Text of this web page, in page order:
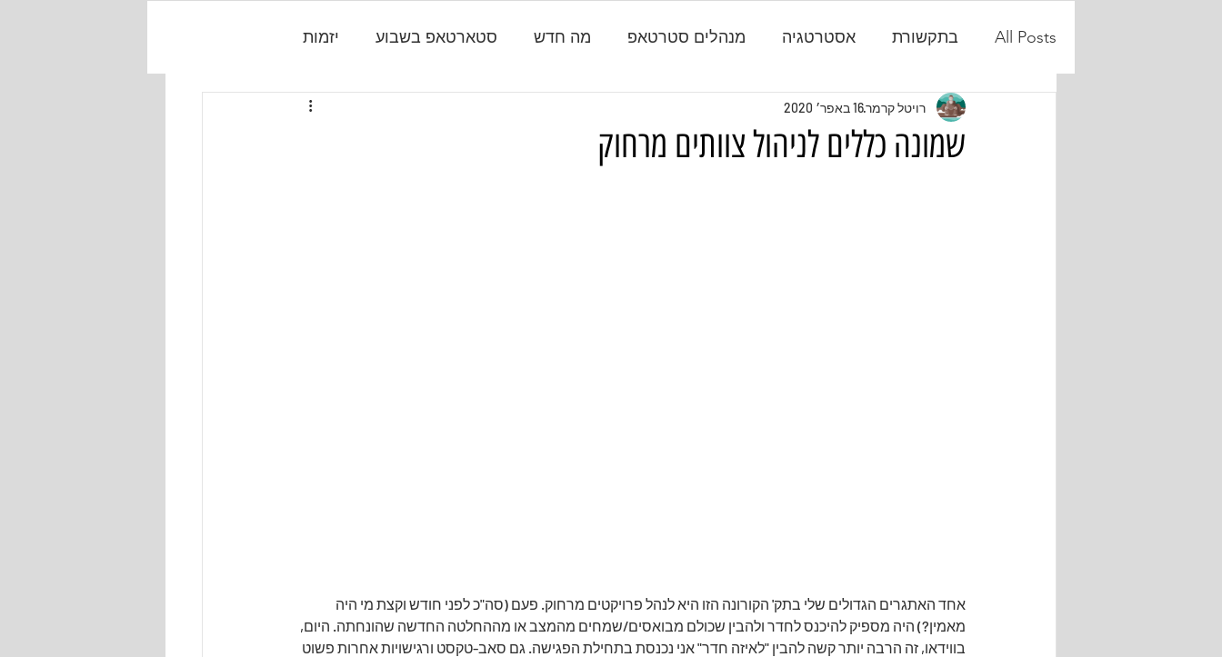
All Posts בתקשורת אסטרטגיה מנהלים סטרטאפ מה חדש סטארטאפ בשבוע יזמות
פיתוח אישי
שמונה כללים לניהול צוותים מרחוק
רויטל קרמר16 באפר׳ 2020
אחד האתגרים הגדולים שלי בתק' הקורונה הזו היא לנהל פרויקטים מרחוק. פעם (סה"כ לפני חודש וקצת מי היה
מאמין?) היה מספיק להיכנס לחדר ולהבין שכולם מבואסים/שמחים מהמצב או מההחלטה החדשה שהונחתה. היום,
בווידאו, זה הרבה יותר קשה להבין "לאיזה חדר" אני נכנסת בתחילת הפגישה. גם סאב-טקסט ורגישויות אחרות פשוט